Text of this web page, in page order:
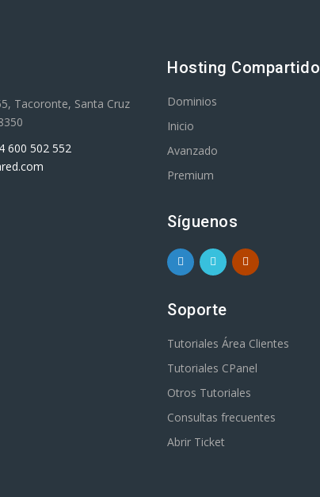
Tacoronte, Santa Cruz
600 502 552
Hosting Compartido
Dominios
Inicio
Avanzado
Premium
Síguenos
Soporte
Tutoriales Área Clientes
Tutoriales CPanel
Otros Tutoriales
Consultas frecuentes
Abrir Ticket